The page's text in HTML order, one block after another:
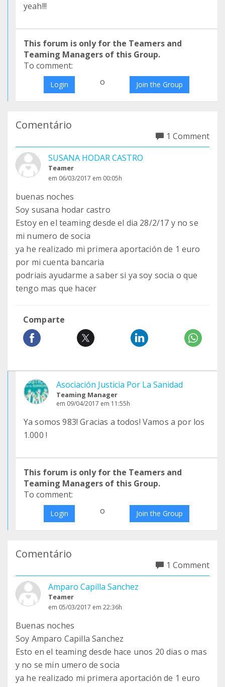
yeah!!!
This forum is only for the Teamers and
Teaming Managers of this Group.
To comment:
Login o Join the Group
Comentário
1 Comment
SUSANA HODAR CASTRO
Teamer
em 06/03/2017 em 00:05h
buenas noches
Soy susana hodar castro
Estoy en el teaming desde el dia 28/2/17 y no se
mi numero de socia
ya he realizado mi primera aportación de 1 euro
por mi cuenta bancaria
podriais ayudarme a saber si ya soy socia o que
tengo mas que hacer
Comparte
Asociación Justicia Por La Sanidad
Teaming Manager
em 09/04/2017 em 11:55h
Ya somos 983! Gracias a todos! Vamos a por los
1.000 !
This forum is only for the Teamers and
Teaming Managers of this Group.
To comment:
Login o Join the Group
Comentário
1 Comment
Amparo Capilla Sanchez
Teamer
em 05/03/2017 em 22:36h
Buenas noches
Soy Amparo Capilla Sanchez
Esto en el teaming desde hace unos 20 dias o mas
y no se min umero de socia
ya he realizado mi primera aportación de 1 euro